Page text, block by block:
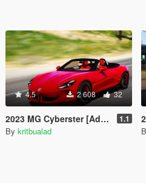
4.5 2 608 32
2023 MG Cyberster [Add-On | Extra] 1.1
By kritbualad